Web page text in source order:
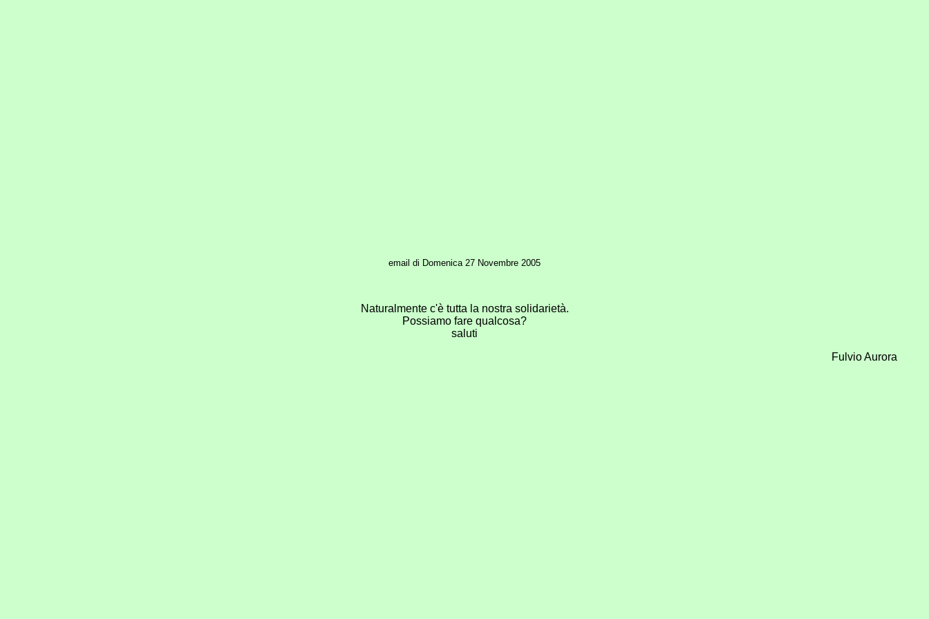
email di Domenica 27 Novembre 2005
Naturalmente c'è tutta la nostra solidarietà.
Possiamo fare qualcosa?
saluti
Fulvio Aurora